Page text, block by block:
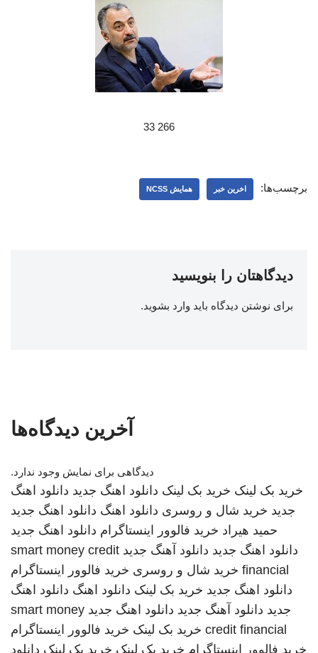
266 33
برچسب‌ها: اخرین خبر همایش NCSS
دیدگاهتان را بنویسید
برای نوشتن دیدگاه باید وارد بشوید.
آخرین دیدگاه‌ها
دیدگاهی برای نمایش وجود ندارد.
خرید بک لینک خرید بک لینک دانلود اهنگ جدید دانلود اهنگ
جدید خرید شال و روسری دانلود اهنگ دانلود اهنگ جدید
حمید هیراد خرید فالوور اینستاگرام دانلود اهنگ جدید
دانلود اهنگ جدید دانلود آهنگ جدید smart money credit
financial خرید شال و روسری خرید فالوور اینستاگرام
دانلود اهنگ جدید خرید بک لینک دانلود اهنگ دانلود اهنگ
جدید دانلود آهنگ جدید دانلود اهنگ جدید smart money
credit financial خرید بک لینک خرید فالوور اینستاگرام
خرید فالوور اینستاگرام خرید بک لینک خرید بک لینک دانلود